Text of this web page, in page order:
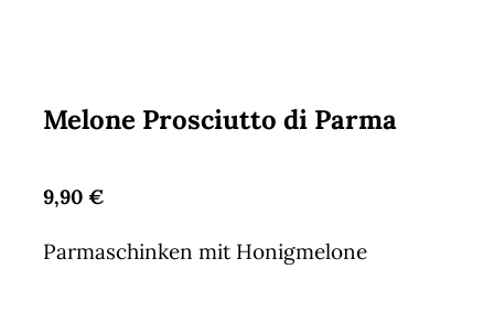
Melone Prosciutto di Parma
9,90 €
Parmaschinken mit Honigmelone